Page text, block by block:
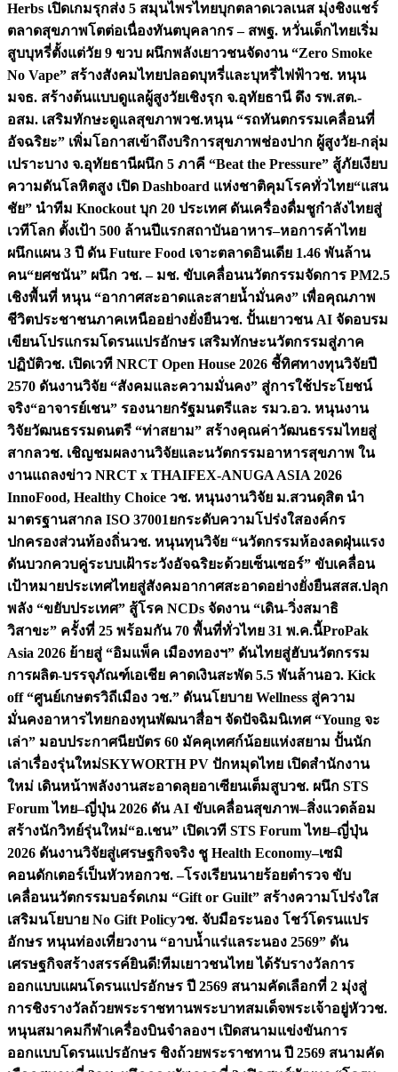
Herbs เปิดเกมรุกส่ง 5 สมุนไพรไทยบุกตลาดเวลเนส มุ่งชิงแชร์
ตลาดสุขภาพโตต่อเนื่องทันตบุคลากร – สพฐ. หวั่นเด็กไทยเริ่ม
สูบบุหรี่ตั้งแต่วัย 9 ขวบ ผนึกพลังเยาวชนจัดงาน “Zero Smoke
No Vape” สร้างสังคมไทยปลอดบุหรี่และบุหรี่ไฟฟ้าวช. หนุน
มจธ. สร้างต้นแบบดูแลผู้สูงวัยเชิงรุก จ.อุทัยธานี ดึง รพ.สต.-
อสม. เสริมทักษะดูแลสุขภาพวช.หนุน “รถทันตกรรมเคลื่อนที่
อัจฉริยะ” เพิ่มโอกาสเข้าถึงบริการสุขภาพช่องปาก ผู้สูงวัย-กลุ่ม
เปราะบาง จ.อุทัยธานีผนึก 5 ภาคี “Beat the Pressure” สู้ภัยเงียบ
ความดันโลหิตสูง เปิด Dashboard แห่งชาติคุมโรคทั่วไทย“แสน
ชัย” นำทีม Knockout บุก 20 ประเทศ ดันเครื่องดื่มชูกำลังไทยสู่
เวทีโลก ตั้งเป้า 500 ล้านปีแรกสถาบันอาหาร–หอการค้าไทย
ผนึกแผน 3 ปี ดัน Future Food เจาะตลาดอินเดีย 1.46 พันล้าน
คน“ยศชนัน” ผนึก วช. – มช. ขับเคลื่อนนวัตกรรมจัดการ PM2.5
เชิงพื้นที่ หนุน “อากาศสะอาดและสายน้ำมั่นคง” เพื่อคุณภาพ
ชีวิตประชาชนภาคเหนืออย่างยั่งยืนวช. ปั้นเยาวชน AI จัดอบรม
เขียนโปรแกรมโดรนแปรอักษร เสริมทักษะนวัตกรรมสู่ภาค
ปฏิบัติวช. เปิดเวที NRCT Open House 2026 ชี้ทิศทางทุนวิจัยปี
2570 ดันงานวิจัย “สังคมและความมั่นคง” สู่การใช้ประโยชน์
จริง“อาจารย์เชน” รองนายกรัฐมนตรีและ รมว.อว. หนุนงาน
วิจัยวัฒนธรรมดนตรี “ท่าสยาม” สร้างคุณค่าวัฒนธรรมไทยสู่
สากลวช. เชิญชมผลงานวิจัยและนวัตกรรมอาหารสุขภาพ ใน
งานแถลงข่าว NRCT x THAIFEX-ANUGA ASIA 2026
InnoFood, Healthy Choice วช. หนุนงานวิจัย ม.สวนดุสิต นำ
มาตรฐานสากล ISO 37001ยกระดับความโปร่งใสองค์กร
ปกครองส่วนท้องถิ่นวช. หนุนทุนวิจัย “นวัตกรรมห้องลดฝุ่นแรง
ดันบวกควบคู่ระบบเฝ้าระวังอัจฉริยะด้วยเซ็นเซอร์” ขับเคลื่อน
เป้าหมายประเทศไทยสู่สังคมอากาศสะอาดอย่างยั่งยืนสสส.ปลุก
พลัง “ขยับประเทศ” สู้โรค NCDs จัดงาน “เดิน-วิ่งสมาธิ
วิสาขะ” ครั้งที่ 25 พร้อมกัน 70 พื้นที่ทั่วไทย 31 พ.ค.นี้ProPak
Asia 2026 ย้ายสู่ “อิมแพ็ค เมืองทองฯ” ดันไทยสู่ฮับนวัตกรรม
การผลิต-บรรจุภัณฑ์เอเชีย คาดเงินสะพัด 5.5 พันล้านอว. Kick
off “ศูนย์เกษตรวิถีเมือง วช.” ดันนโยบาย Wellness สู่ความ
มั่นคงอาหารไทยกองทุนพัฒนาสื่อฯ จัดปัจฉิมนิเทศ “Young จะ
เล่า” มอบประกาศนียบัตร 60 มัคคุเทศก์น้อยแห่งสยาม ปั้นนัก
เล่าเรื่องรุ่นใหม่SKYWORTH PV ปักหมุดไทย เปิดสำนักงาน
ใหม่ เดินหน้าพลังงานสะอาดลุยอาเซียนเต็มสูบวช. ผนึก STS
Forum ไทย–ญี่ปุ่น 2026 ดัน AI ขับเคลื่อนสุขภาพ–สิ่งแวดล้อม
สร้างนักวิทย์รุ่นใหม่“อ.เชน” เปิดเวที STS Forum ไทย–ญี่ปุ่น
2026 ดันงานวิจัยสู่เศรษฐกิจจริง ชู Health Economy–เซมิ
คอนดักเตอร์เป็นหัวหอกวช. –โรงเรียนนายร้อยตำรวจ ขับ
เคลื่อนนวัตกรรมบอร์ดเกม “Gift or Guilt” สร้างความโปร่งใส
เสริมนโยบาย No Gift Policyวช. จับมือระนอง โชว์โดรนแปร
อักษร หนุนท่องเที่ยวงาน “อาบน้ำแร่แลระนอง 2569” ดัน
เศรษฐกิจสร้างสรรค์ยินดี!ทีมเยาวชนไทย ได้รับรางวัลการ
ออกแบบแผนโดรนแปรอักษร ปี 2569 สนามคัดเลือกที่ 2 มุ่งสู่
การชิงรางวัลถ้วยพระราชทานพระบาทสมเด็จพระเจ้าอยู่หัววช.
หนุนสมาคมกีฬาเครื่องบินจำลองฯ เปิดสนามแข่งขันการ
ออกแบบโดรนแปรอักษร ชิงถ้วยพระราชทาน ปี 2569 สนามคัด